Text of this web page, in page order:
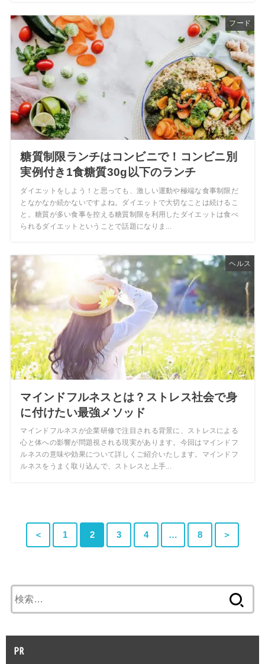
フード
糖質制限ランチはコンビニで！コンビニ別
実例付き1食糖質30g以下のランチ
ダイエットをしよう！と思っても、激しい運動や極端な食事制限だ
となかなか続かないですよね。ダイエットで大切なことは続けるこ
と。糖質が多い食事を控える糖質制限を利用したダイエットは食べ
られるダイエットということで話題になりま...
ヘルス
マインドフルネスとは？ストレス社会で身
に付けたい最強メソッド
マインドフルネスが企業研修で注目される背景に、ストレスによる
心と体への影響が問題視される現実があります。今回はマインドフ
ルネスの意味や効果について詳しくご紹介いたします。マインドフ
ルネスをうまく取り込んで、ストレスと上手...
＜ 1 2 3 4 … 8 ＞
索:
PR